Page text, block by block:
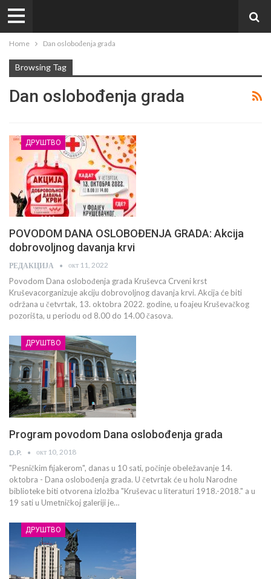
Home Dan oslobođenja grada
Browsing Tag
Dan oslobođenja grada
ДРУШТВО
POVODOM DANA OSLOBOĐENJA GRADA: Akcija
dobrovoljnog davanja krvi
РЕДАКЦИЈА окт 11, 2022
Povodom Dana oslobođenja grada Kruševca Crveni krst
Kruševacorganizuje akciju dobrovoljnog davanja krvi. Akcija će biti
održana u četvrtak, 13. oktobra 2022. godine, u foajeu Kruševačkog
pozorišta, u periodu od 8.00 do 14.00 časova.
ДРУШТВО
Program povodom Dana oslobođenja grada
D.P. окт 10, 2018
"Pesničkim fijakerom", danas u 10 sati, počinje obeležavanje 14.
oktobra - Dana oslobođenja grada. U četvrtak će u holu Narodne
biblioteke biti otvorena izložba "Kruševac u literaturi 1918.-2018." a u
19 sati u Umetničkoj galeriji je…
ДРУШТВО